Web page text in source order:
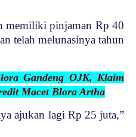
memiliki pinjaman Rp 40
telah melunasinya tahun
Gandeng OJK, Klaim
Macet Blora Artha
ajukan lagi Rp 25 juta,”